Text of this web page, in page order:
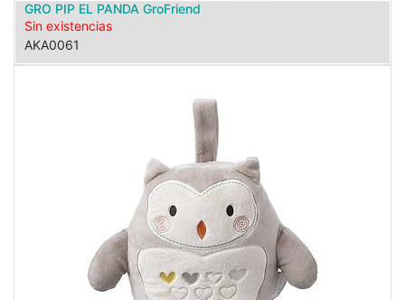
GRO PIP EL PANDA GroFriend
Sin existencias
AKA0061